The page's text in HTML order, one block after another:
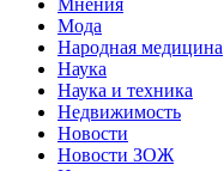
Мнения
Мода
Народная медицина
Наука
Наука и техника
Недвижимость
Новости
Новости ЗОЖ